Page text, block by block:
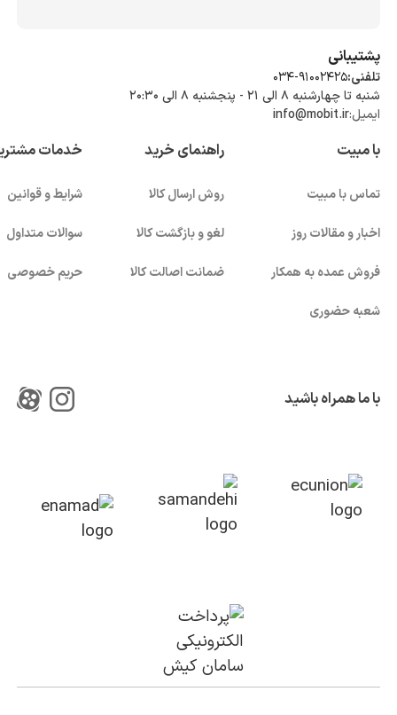
پشتیبانی
تلفنی:034-91002425
شنبه تا چهارشنبه ۸ الی ۲۱ - پنجشنبه 8 الی ۲۰:۳۰
ایمیل:info@mobit.ir
با مبیت
تماس با مبیت
اخبار و مقالات روز
فروش عمده به همکار
شعبه حضوری
راهنمای خرید
روش ارسال کالا
لغو و بازگشت کالا
ضمانت اصالت کالا
خدمات
شرایط و قوانین
سوالات متداول
حریم خصوصی
با ما همراه باشید